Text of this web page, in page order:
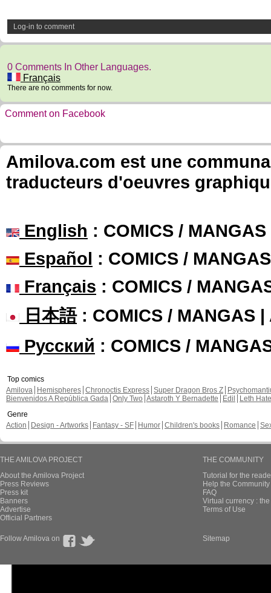
Log-in to comment
0 Comments In Other Languages.
Français
There are no comments for now.
Comment on Facebook
Amilova.com est une
traducteurs d'oeuvres
English : COMICS /
Español : COMICS /
Français : COMICS /
日本語: COMICS / MANGAS |
Русский : COMICS /
Top comics
Amilova
Hemispheres Chronoctis Express Super Dragon Bros Z
Bienvenidos A República Gada Only Two Astaroth Y Bernadette Edil
Leth Hate
Genre
Action
Design - Artworks Fantasy - SF Humor Children's books Romance
THE AMILOVA PROJECT
About the Amilova Project
Press Reviews
Press kit
Banners
Advertise
Official Partners
THE COMMUNITY
Tutorial for the
Help the
FAQ
Virtual currency :
Terms of Use
Follow Amilova on Sitemap